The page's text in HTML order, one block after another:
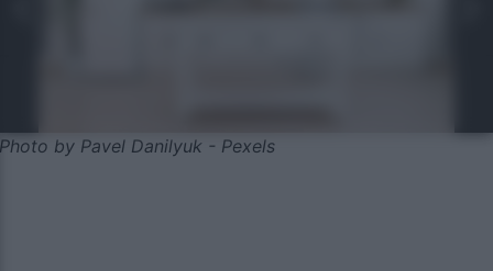
Photo by Pavel Danilyuk - Pexels